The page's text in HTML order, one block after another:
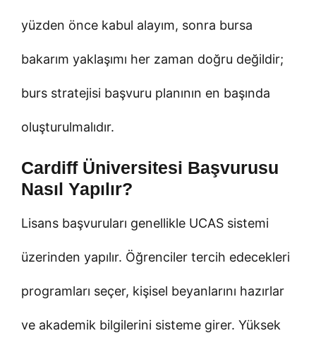
yüzden önce kabul alayım, sonra bursa
bakarım yaklaşımı her zaman doğru değildir;
burs stratejisi başvuru planının en başında
oluşturulmalıdır.
Cardiff Üniversitesi Başvurusu
Nasıl Yapılır?
Lisans başvuruları genellikle UCAS sistemi
üzerinden yapılır. Öğrenciler tercih edecekleri
programları seçer, kişisel beyanlarını hazırlar
ve akademik bilgilerini sisteme girer. Yüksek